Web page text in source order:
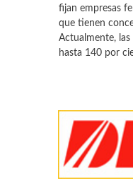
fijan empresas
que tienen
Actualmente,
hasta 140 por
La
México
venta en lo que
contra 2020 se